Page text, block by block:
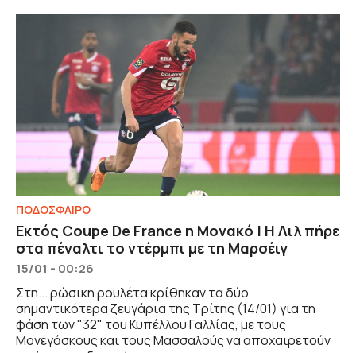
ΠΟΔΟΣΦΑΙΡΟ
Εκτός Coupe De France η Μονακό | Η Λιλ πήρε
στα πέναλτι το ντέρμπι με τη Μαρσέιγ
15/01 - 00:26
Στη... ρώσικη ρουλέτα κρίθηκαν τα δύο
σημαντικότερα ζευγάρια της Τρίτης (14/01) για τη
φάση των "32" του Κυπέλλου Γαλλίας, με τους
Μονεγάσκους και τους Μασσαλούς να αποχαιρετούν